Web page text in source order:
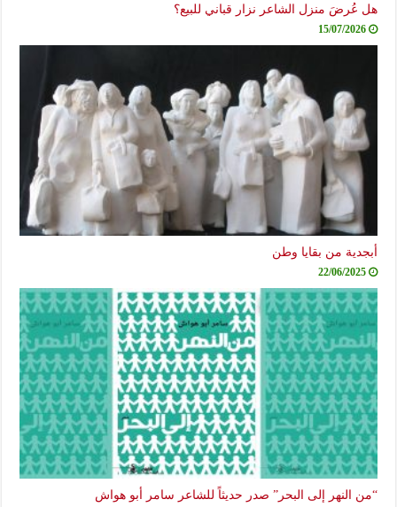
هل عُرضَ منزل الشاعر نزار قباني للبيع؟
15/07/2026
أبجدية من بقايا وطن
22/06/2025
“من النهر إلى البحر” صدر حديثاً للشاعر سامر أبو هواش